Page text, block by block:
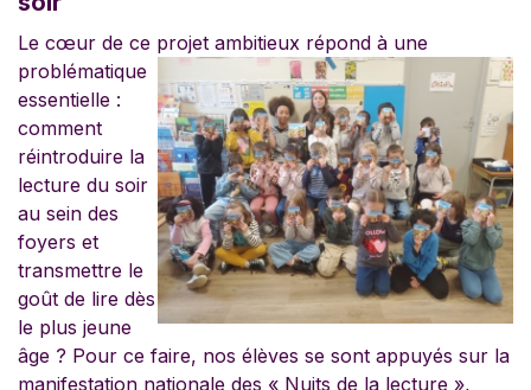
Le cœur de ce projet ambitieux répond à une
problématique
essentielle :
comment
réintroduire la
lecture du soir
au sein des
foyers et
transmettre le
goût de lire dès
le plus jeune
âge ? Pour ce faire, nos élèves se sont appuyés sur la
manifestation nationale des « Nuits de la lecture »,